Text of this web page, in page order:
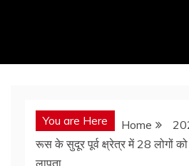
You are Here Home
रूस के सुदूर पूर्व क्ष्रेत्र में 28 लोगों
लापता